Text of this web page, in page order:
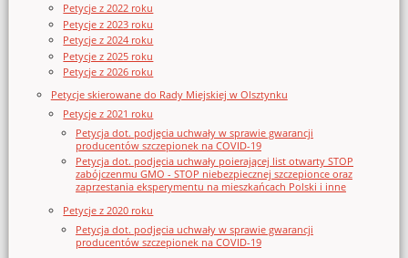
Petycje z 2022 roku
Petycje z 2023 roku
Petycje z 2024 roku
Petycje z 2025 roku
Petycje z 2026 roku
Petycje skierowane do Rady Miejskiej w Olsztynku
Petycje z 2021 roku
Petycja dot. podjęcia uchwały w sprawie gwarancji
producentów szczepionek na COVID-19
Petycja dot. podjęcia uchwały poierającej list otwarty STOP
zabójczenmu GMO - STOP niebezpiecznej szczepionce oraz
zaprzestania eksperymentu na mieszkańcach Polski i inne
Petycje z 2020 roku
Petycja dot. podjęcia uchwały w sprawie gwarancji
producentów szczepionek na COVID-19